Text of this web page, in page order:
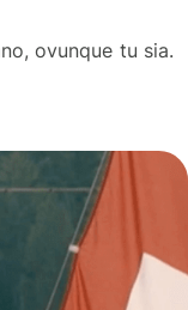
ovunque tu sia.